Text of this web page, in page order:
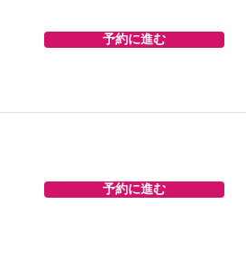
予約に進む
予約に進む